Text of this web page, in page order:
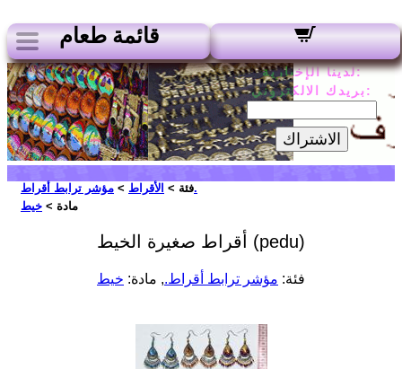
قائمة طعام
لدينا الإخبارية:
بريدك الالكتروني:
الاشتراك
فئة > الأقراط >
مؤشر ترابط أقراط.
مادة > خيط
أقراط صغيرة الخيط (pedu)
فئة: مؤشر ترابط أقراط., مادة: خيط